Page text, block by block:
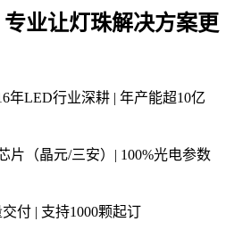
业让灯珠解决方案更
年LED行业深耕 | 年产能超10亿
片（晶元/三安）| 100%光电参数
付 | 支持1000颗起订